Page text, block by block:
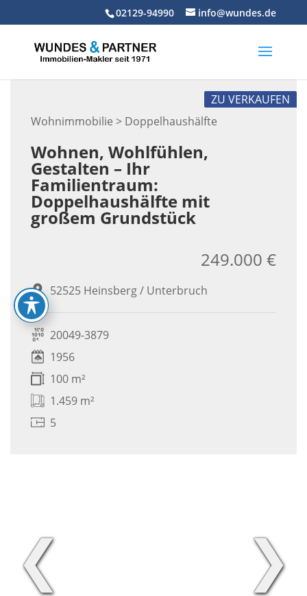
02129-94990 info@wundes.de
Wohnimmobilie > Doppelhaushälfte
ZU VERKAUFEN
Wohnen, Wohlfühlen,
Gestalten – Ihr
Familientraum:
Doppelhaushälfte mit
großem Grundstück
52525 Heinsberg / Unterbruch
249.000 €
20049-3879
1956
100 m²
1.459 m²
5
❮ ❯